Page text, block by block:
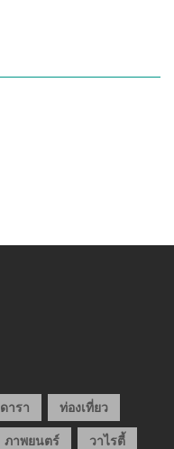
ดารา ท่องเที่ยว
ภาพยนตร์ วาไรตี้